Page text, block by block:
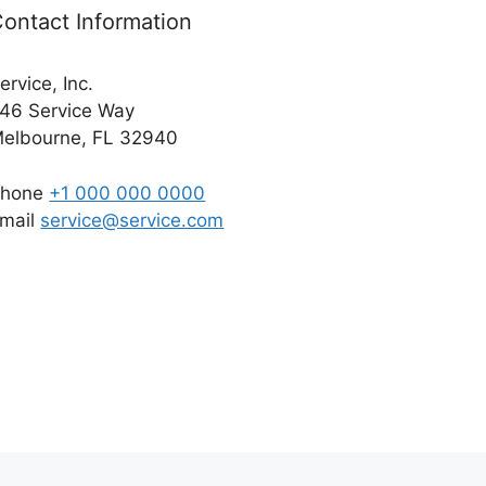
Information
Inc.
Service Way
FL 32940
+1 000 000 0000
service@service.com